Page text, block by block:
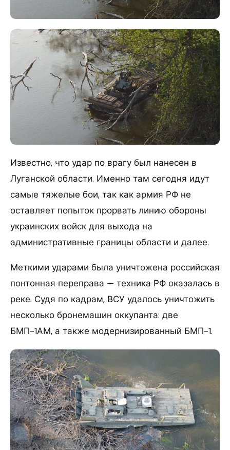
Известно, что удар по врагу был нанесен в
Луганской области. Именно там сегодня идут
самые тяжелые бои, так как армия РФ не
оставляет попыток прорвать линию обороны
украинских войск для выхода на
административные границы области и далее.
Меткими ударами была уничтожена российская
понтонная переправа — техника РФ оказалась в
реке. Судя по кадрам, ВСУ удалось уничтожить
несколько бронемашин оккупанта: две
БМП-1АМ, а также модернизированный БМП-1.